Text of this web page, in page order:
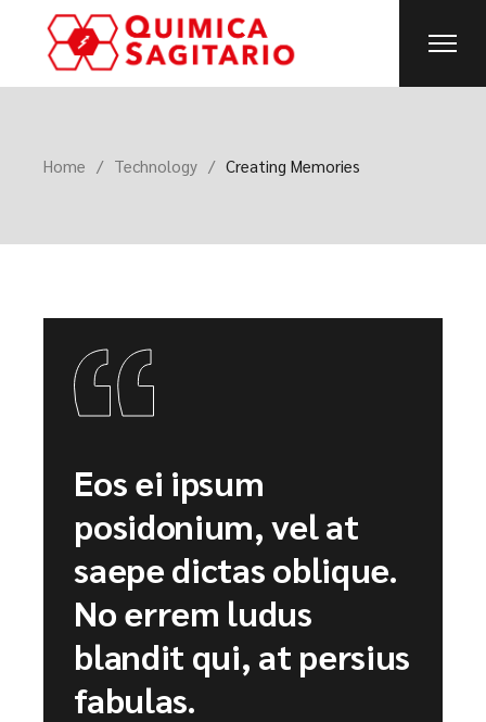
Home Technology Creating Memories
Eos ei ipsum
posidonium, vel at
saepe dictas oblique.
No errem ludus
blandit qui, at persius
fabulas.